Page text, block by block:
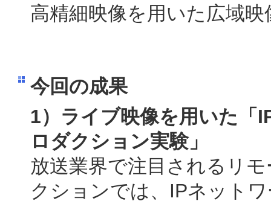
高精細映像を用いた広域
今回の成果
1）ライブ映像を用いた「
ロダクション実験」
放送業界で注目されるリ
クションでは、IPネット